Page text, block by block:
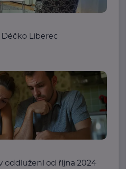
Liberec
oddlužení od října 2024